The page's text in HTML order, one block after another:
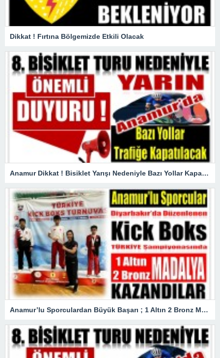
Dikkat ! Fırtına Bölgemizde Etkili Olacak
Anamur Dikkat ! Bisiklet Yarışı Nedeniyle Bazı Yollar Kapanacak
Anamur’lu Sporculardan Büyük Başarı ; 1 Altın 2 Bronz Madalya Kazandılar